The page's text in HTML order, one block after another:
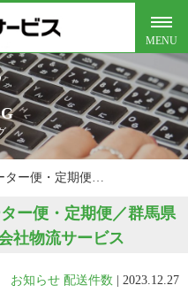
ター便・定期便…
ー便・定期便／群馬県
社物流サービス
お知らせ 配送件数 2023.12.27